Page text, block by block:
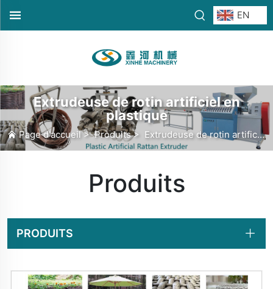
EN
Extrudeuse de rotin artificiel en
plastique
Page d'accueil>Produits> Extrudeuse de rotin artificiel en plastique
Produits
PRODUITS